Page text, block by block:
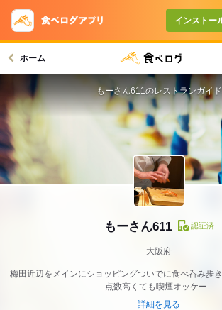
インストー
ホーム
もーさん611 認証済
大阪府
梅田近辺をメインにショッピングついでに食べ呑み歩
点数高くても喫煙オッケー...
詳細を見る
もーさん611のレストランガイド